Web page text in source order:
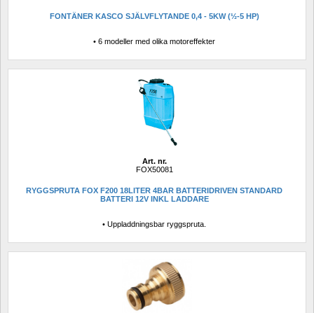
FONTÄNER KASCO SJÄLVFLYTANDE 0,4 - 5KW (½-5 HP)
• 6 modeller med olika motoreffekter
Art. nr.
FOX50081
RYGGSPRUTA FOX F200 18LITER 4BAR BATTERIDRIVEN STANDARD
BATTERI 12V INKL LADDARE
• Uppladdningsbar ryggspruta.